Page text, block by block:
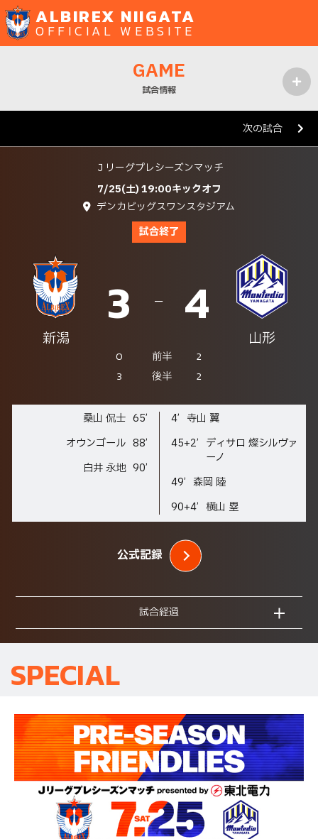
ALBIREX NIIGATA
OFFICIAL WEBSITE
GAME
試合情報
次の試合
Ｊリーグプレシーズンマッチ
7/25(土) 19:00キックオフ
デンカビッグスワンスタジアム
試合終了
新潟
3 4
山形
0 前半
2
3
後半 2
桑山 侃士 65’
オウンゴール 88’
白井 永地 90’
寺山 翼
4’
ディサロ 燦シルヴァ
ーノ
45+2’
森岡 陸
49’
横山 塁
90+4’
公式記録
試合経過
SPECIAL